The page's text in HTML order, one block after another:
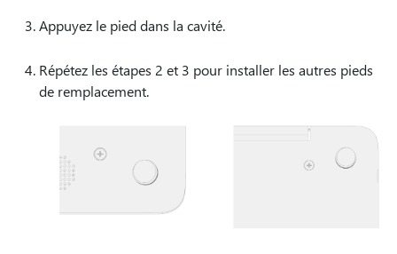
Appuyez le pied dans la cavité.
Répétez les étapes 2 et 3 pour installer les autres pieds
de remplacement.